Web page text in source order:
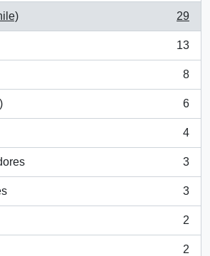
29
13
8
6
4
3
3
2
2